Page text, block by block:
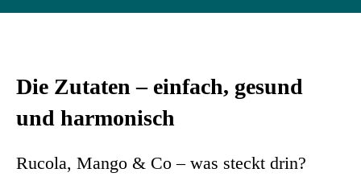
Die Zutaten – einfach, gesund
und harmonisch
Rucola, Mango & Co – was steckt drin?